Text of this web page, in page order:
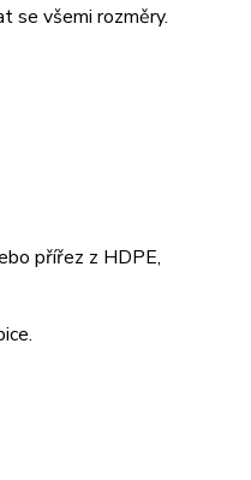
se všemi rozměry.
přířez z HDPE,